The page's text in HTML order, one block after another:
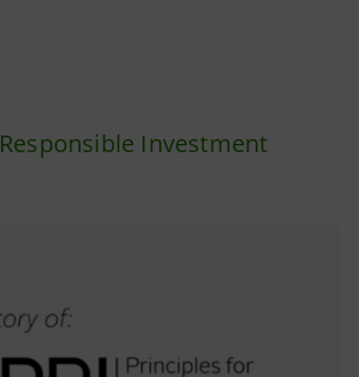
Investment